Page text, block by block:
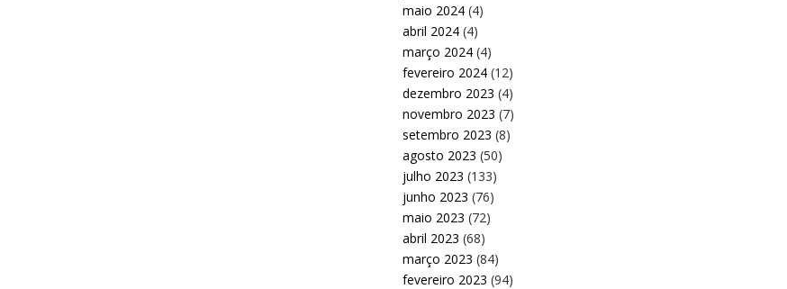
maio 2024 (4)
abril 2024 (4)
março 2024 (4)
fevereiro 2024 (12)
dezembro 2023 (4)
novembro 2023 (7)
setembro 2023 (8)
agosto 2023 (50)
julho 2023 (133)
junho 2023 (76)
maio 2023 (72)
abril 2023 (68)
março 2023 (84)
fevereiro 2023 (94)